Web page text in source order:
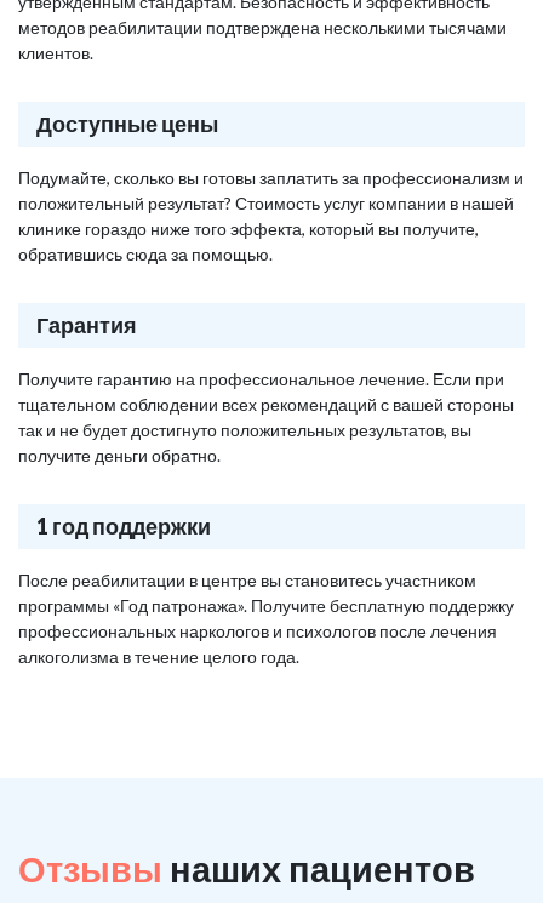
методов реабилитации подтверждена несколькими тысячами
клиентов.
Доступные цены
Подумайте, сколько вы готовы заплатить за профессионализм и
положительный результат? Стоимость услуг компании в нашей
клинике гораздо ниже того эффекта, который вы получите,
обратившись сюда за помощью.
Гарантия
Получите гарантию на профессиональное лечение. Если при
тщательном соблюдении всех рекомендаций с вашей стороны
так и не будет достигнуто положительных результатов, вы
получите деньги обратно.
1 год поддержки
После реабилитации в центре вы становитесь участником
программы «Год патронажа». Получите бесплатную поддержку
профессиональных наркологов и психологов после лечения
алкоголизма в течение целого года.
Отзывы наших пациентов